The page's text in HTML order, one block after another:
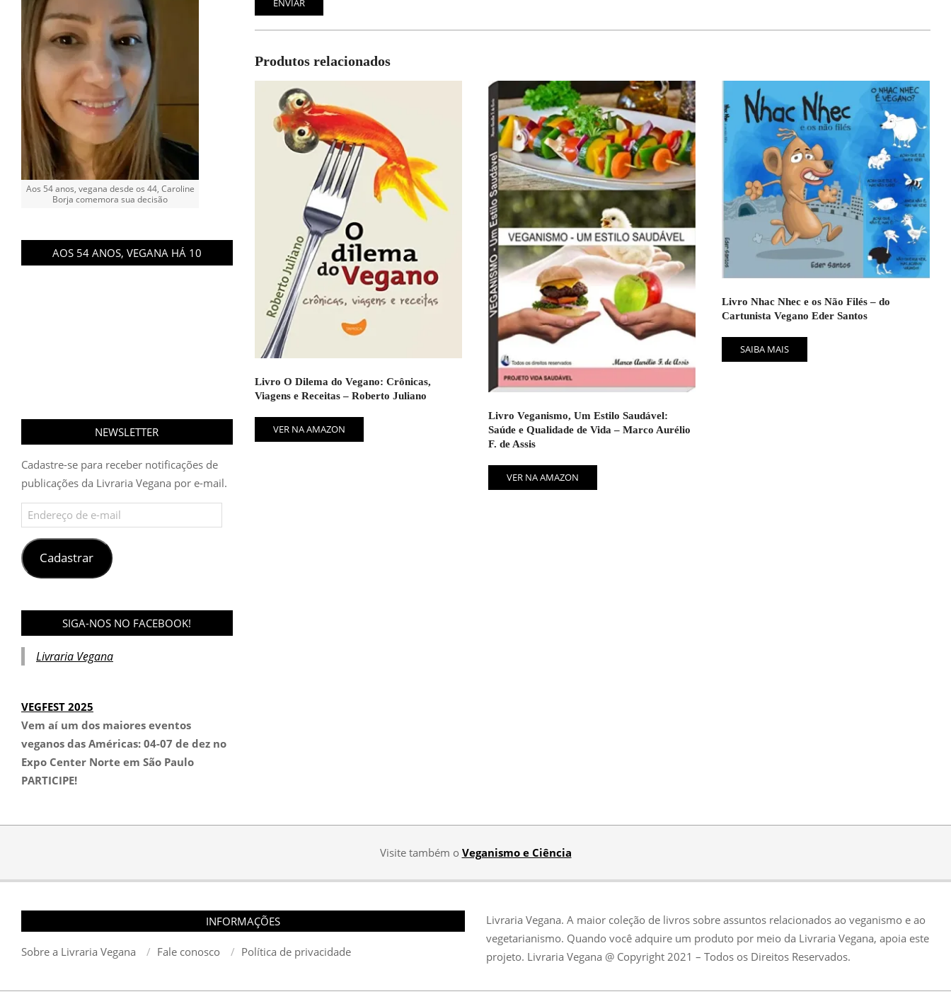
Produtos relacionados
Livro O Dilema do Vegano: Crônicas,
Viagens e Receitas – Roberto Juliano
VER NA AMAZON
Livro Veganismo, Um Estilo Saudável:
Saúde e Qualidade de Vida – Marco Aurélio
F. de Assis
VER NA AMAZON
Livro Nhac Nhec e os Não Filés – do
Cartunista Vegano Eder Santos
SAIBA MAIS
Aos 54 anos, vegana desde os 44, Caroline
Borja comemora sua decisão
AOS 54 ANOS, VEGANA HÁ 10
NEWSLETTER
Cadastre-se para receber notificações de
publicações da Livraria Vegana por e-mail.
Endereço
de
e-
mailCadastrar
SIGA-NOS NO FACEBOOK!
Livraria Vegana
VEGFEST 2025
Vem aí um dos maiores eventos
veganos das Américas: 04-07 de dez no
Expo Center Norte em São Paulo
PARTICIPE!
Visite também o Veganismo e Ciência
INFORMAÇÕES
Sobre a Livraria Vegana Fale conosco Política de privacidade
Livraria Vegana. A maior coleção de livros sobre assuntos relacionados ao veganismo e ao
vegetarianismo. Quando você adquire um produto por meio da Livraria Vegana, apoia este
projeto. Livraria Vegana @ Copyright 2021 – Todos os Direitos Reservados.